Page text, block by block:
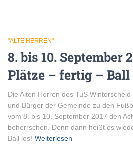
"ALTE HERREN"
8. bis 10. September
Plätze – fertig – Ball
Die Alten Herren des TuS
und Bürger der Gemeinde zu den
vom 8. bis 10. September 2017 den
beherrschen. Denn dann heißt es
Ball los! Weiterlesen